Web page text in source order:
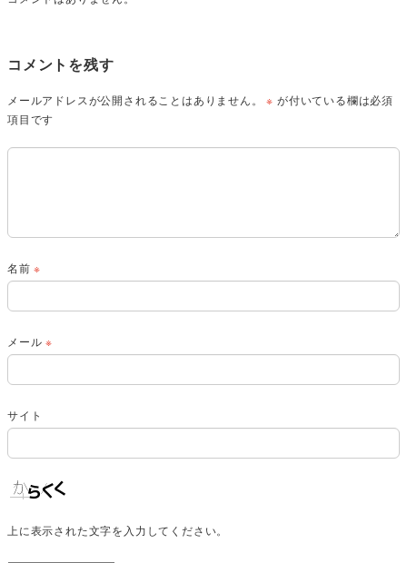
コメントを残す
メールアドレスが公開されることはありません。 ※ が付いている欄は必須
項目です
名前※
メール※
サイト
上に表示された文字を入力してください。